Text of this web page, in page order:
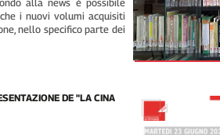
alla news è possibile
i nuovi volumi acquisiti
nello specifico parte dei
DE "LA CINA